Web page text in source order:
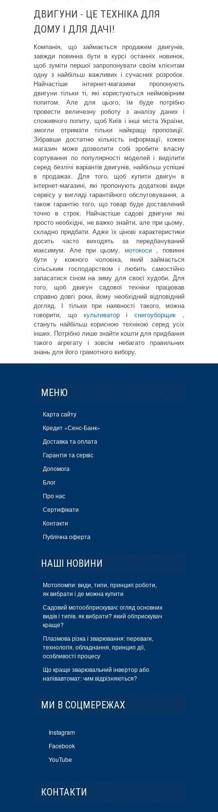
ДВИГУНИ - ЦЕ ТЕХНІКА ДЛЯ
ДОМУ І ДЛЯ ДАЧІ!
Компанія, що займається продажем двигунів,
завжди повинна бути в курсі останніх новинок,
щоб зуміти першої запропонувати своїм клієнтам
одну з найбільш важливих і сучасних розробок.
Найчастіше інтернет-магазини пропонують
двигуни тільки ті, які користуються неймовірним
попитом. Але для цього, їм буде потрібно
провести величезну роботу з аналізу даних і
споживчого попиту, щоб Київ і інші міста України,
змогли отримати тільки найкращі пропозиції.
Зібравши достатню кількість інформації, кожен
магазин може дозволити собі зробити власну
сортування по популярності моделей і виділити
серед безлічі варіантів двигунів, найбільш успішні
в продажах. Для того, щоб купити двигун в
інтернет-магазині, які пропонують додаткові види
сервісу у вигляді гарантійного обслуговування, а
також гарантію того, що товар буде доставлений
точно в строк. Найчастіше садові двигуни які
просто необхідні, не важко знайти, але при цьому,
складно придбати. Адже їх цінові характеристики
досить часто виходять за передбачуваний
максимум. Але при цьому, мотокоси , повинні
бути у кожного чоловіка, який займається
сільським господарством і любить самостійно
запасатися сіном на зиму для своєї худоби. Для
того, щоб двигун садової техніки працював
справно довгі роки, йому необхідний відповідний
догляд. І тільки при наявності такого, можна
говорити, що культиваторіснегоуборщик ,
стануть найбільш корисною технікою серед усіх
інших. Потрібно лише знайти кошти для придбання
такого агрегату і зовсім небагато правильних
знань для його грамотного вибору.
МЕНЮ
Карта сайту
Кредит «Сенс-Банк»
Доставка та оплата
Гарантія та сервіс
Допомога
Блог
Про нас
Сертифікати
Контакти
Публічна оферта
НАШІ НОВИНИ
Мотопомпи: види, типи, принцип роботи,
як вибрати і де можна купити
Садовий мотообприскувач: огляд основних
видів і типів. як вибрати? який обприскувач
краще?
Плазмова різка і зварювання: переваги,
технологія, обладнання, принцип дії,
особливості процесу
Що краще зварювальний інвертор або
напівавтомат: чим відрізняються?
МИ В СОЦМЕРЕЖАХ
Instagram
Facebook
YouTube
КОНТАКТИ